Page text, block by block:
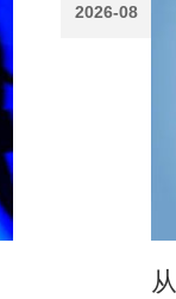
2026-08